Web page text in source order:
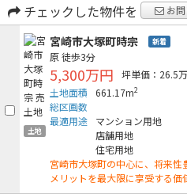
チェックした物件を
お問
土地
宮崎市大塚町時宗 新着
原徒歩3分
5,300万円
坪単価：26.5
土地面積
661.17m2
総区画数
最適用途
マンション用地
店舗用地
住宅用地
宮崎市大塚町の中心に、将来
メリットを最大限に享受する